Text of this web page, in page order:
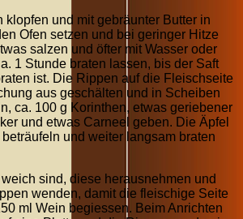
klopfen und mit gebräunter Butter in
Ofen setzen und bei geringer Hitze
salzen und öfter mit Wasser oder
1 Stunde braten lassen, bis der Saft
ist. Die Rippen auf die Fleischseite
aus geschälten und in Scheiben
ca. 100 g Korinthen, etwas geriebener
und etwas Carneel geben. Die Äpfel
und weiter langsam braten
sind, diese herausnehmen und
wenden, damit die fleischige Seite
ml Wein begiessen. Beim Anrichten